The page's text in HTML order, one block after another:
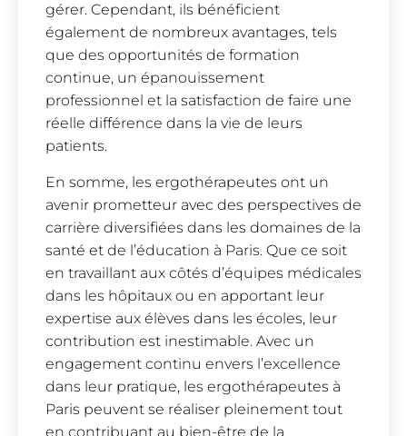
gérer. Cependant, ils bénéficient
également de nombreux avantages, tels
que des opportunités de formation
continue, un épanouissement
professionnel et la satisfaction de faire une
réelle différence dans la vie de leurs
patients.
En somme, les ergothérapeutes ont un
avenir prometteur avec des perspectives de
carrière diversifiées dans les domaines de la
santé et de l’éducation à Paris. Que ce soit
en travaillant aux côtés d’équipes médicales
dans les hôpitaux ou en apportant leur
expertise aux élèves dans les écoles, leur
contribution est inestimable. Avec un
engagement continu envers l’excellence
dans leur pratique, les ergothérapeutes à
Paris peuvent se réaliser pleinement tout
en contribuant au bien-être de la